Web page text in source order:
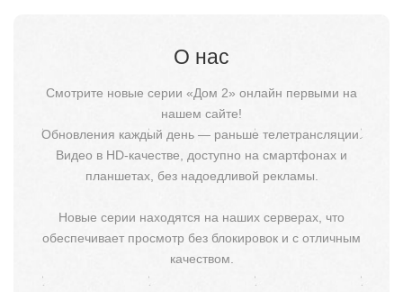
О нас
Смотрите новые серии «Дом 2» онлайн первыми на
нашем сайте!
Обновления каждый день — раньше телетрансляции.
Видео в HD-качестве, доступно на смартфонах и
планшетах, без надоедливой рекламы.
Новые серии находятся на наших серверах, что
обеспечивает просмотр без блокировок и с отличным
качеством.